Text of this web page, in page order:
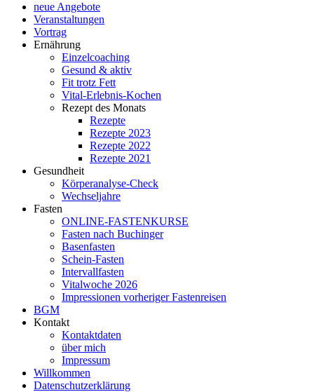
neue Angebote
Veranstaltungen
Vortrag
Ernährung
Einzelcoaching
Gesund & aktiv
Fit trotz Fett
Vital-Erlebnis-Kochen
Rezept des Monats
Rezepte
Rezepte 2023
Rezepte 2022
Rezepte 2021
Gesundheit
Körperanalyse-Check
Wechseljahre
Fasten
ONLINE-FASTENKURSE
Fasten nach Buchinger
Basenfasten
Schein-Fasten
Intervallfasten
Vitalwoche 2026
Impressionen vorheriger Fastenreisen
BGM
Kontakt
Kontaktdaten
über mich
Impressum
Willkommen
Datenschutzerklärung